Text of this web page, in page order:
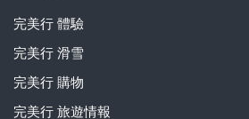
完美行體驗
完美行滑雪
完美行購物
完美行旅遊情報